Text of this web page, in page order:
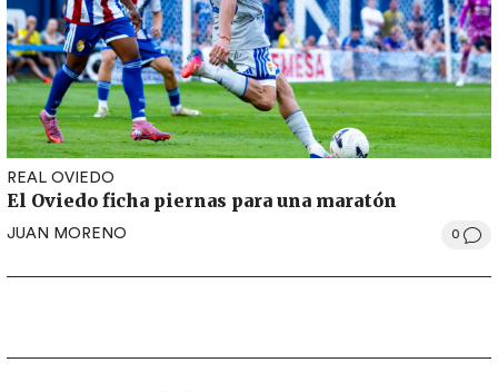
REAL OVIEDO
El Oviedo ficha piernas para una maratón
JUAN MORENO 0